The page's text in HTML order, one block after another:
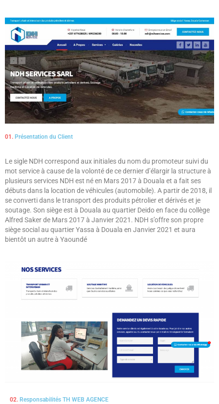
01. Présentation du Client
Le sigle NDH correspond aux initiales du nom du promoteur suivi du
mot service à cause de la volonté de ce dernier d’élargir la structure à
plusieurs services NDH est né en Mars 2017 à Douala et a fait ses
débuts dans la location de véhicules (automobile). A partir de 2018, il
se converti dans le transport des produits pétrolier et dérivés et je
soutage. Son siège est à Douala au quartier Deido en face du collège
Alfred Saker de Mars 2017 à Janvier 2021. NDH s’offre son propre
siège social au quartier Yassa à Douala en Janvier 2021 et aura
bientôt un autre à Yaoundé
02. Responsabilités TH WEB AGENCE